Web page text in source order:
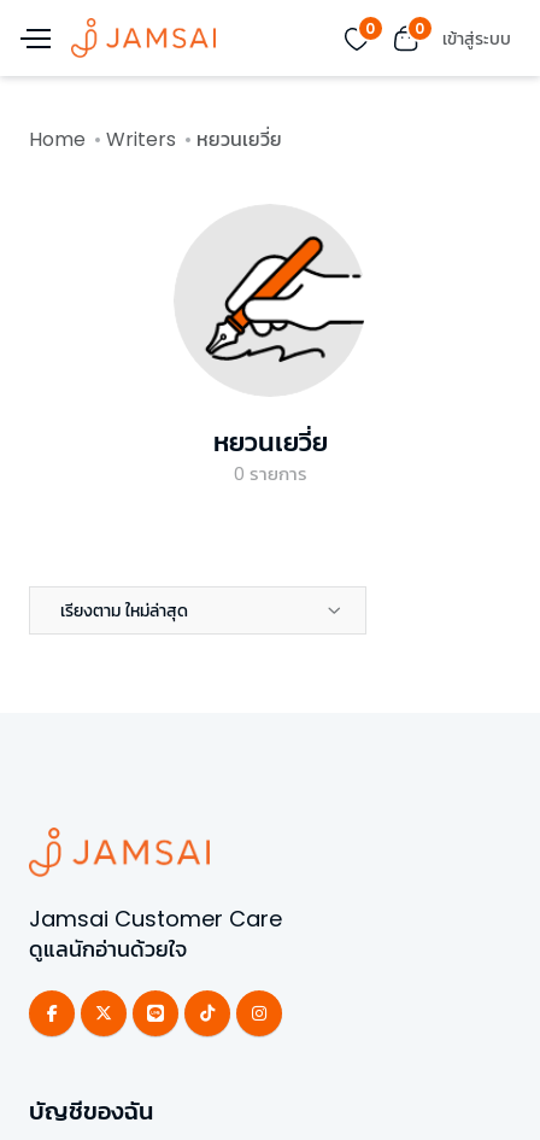
0 0 เข้าสู่ระบบ
Home Writers หยวนเยวี่ย
หยวนเยวี่ย
0 รายการ
เรียงตาม ใหม่ล่าสุด
Jamsai Customer Care
ดูแลนักอ่านด้วยใจ
บัญชีของฉัน